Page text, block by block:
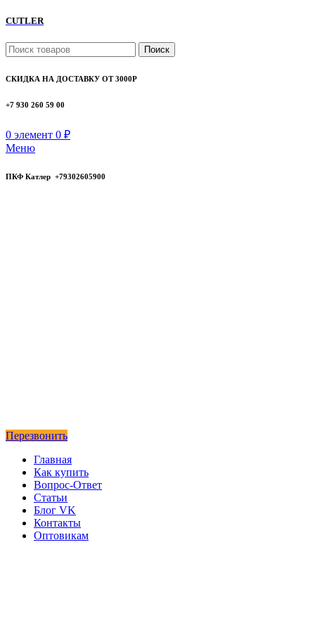
CUTLER
Поиск
СКИДКА НА ДОСТАВКУ ОТ 3000Р
+7 930 260 59 00
0 элемент 0 ₽
Меню
ПКФ Катлер +79302605900
Перезвонить
Главная
Как купить
Вопрос-Ответ
Статьи
Блог VK
Контакты
Оптовикам